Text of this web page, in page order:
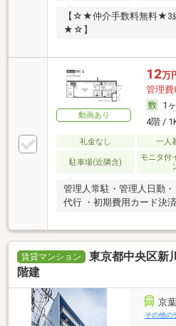
【☆★仲介手数料無料★3
★☆】
動画あり
12万
管理費
1
4階 /
礼金なし 一人
駐車場(近隣含)
モニタ付
管理人常駐・管理人日勤
代行 ・初期費用カード決
賃貸マンション
東京都中央区新
階建
京
その他の